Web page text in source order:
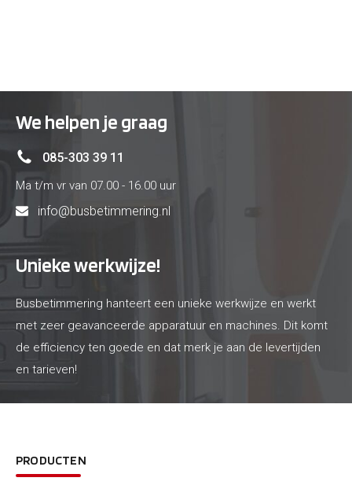
We helpen je graag
085-303 39 11
Ma t/m vr van 07.00 - 16.00 uur
info@busbetimmering.nl
Unieke werkwijze!
Busbetimmering hanteert een unieke werkwijze en werkt
met zeer geavanceerde apparatuur en machines. Dit komt
de efficiency ten goede en dat merk je aan de levertijden
en tarieven!
PRODUCTEN